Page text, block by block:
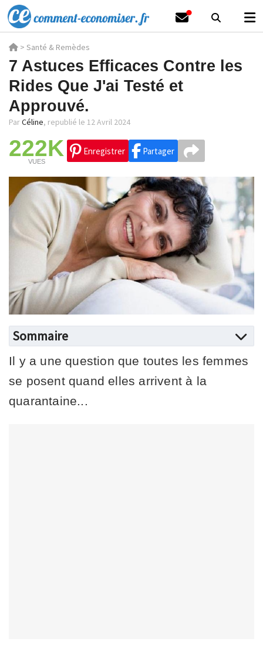
> Santé & Remèdes
7 Astuces Efficaces Contre les
Rides Que J'ai Testé et
Approuvé.
ParCéline, republié le 12 Avril 2024
222K
VUES
Enregistrer Partager
Sommaire
Il y a une question que toutes les femmes
se posent quand elles arrivent à la
quarantaine...